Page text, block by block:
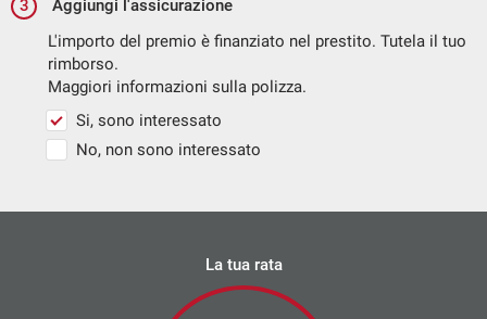
3
Aggiungi l'assicurazione
L'importo del premio è finanziato nel prestito. Tutela il tuo
rimborso.
Maggiori informazioni sulla polizza.
Si, sono interessato
No, non sono interessato
La tua rata